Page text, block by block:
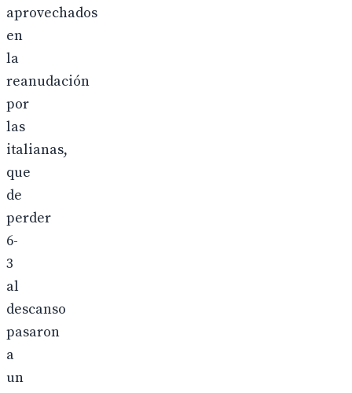
aprovechados
en
la
reanudación
por
las
italianas,
que
de
perder
6-
3
al
descanso
pasaron
a
un